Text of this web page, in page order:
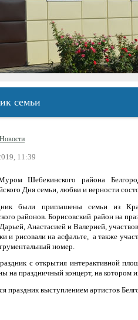
семьи
Новости
11:39
Шебекинского района
Дня семьи, любви и верности
были приглашены семьи из
районов. Борисовский район на
Анастасией и Валерией,
и рисовали на асфальте, а также
номер.
с открытия интерактивной
на праздничный концерт, на котором
праздник выступлением артистов